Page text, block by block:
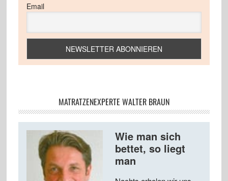
Email
MATRATZENEXPERTE WALTER BRAUN
Wie man sich
bettet, so liegt
man